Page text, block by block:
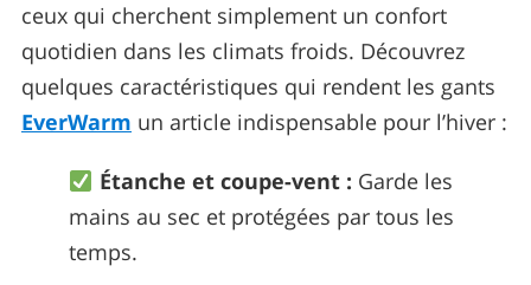
ceux qui cherchent simplement un confort
quotidien dans les climats froids. Découvrez
quelques caractéristiques qui rendent les gants
EverWarm un article indispensable pour l’hiver :
Étanche et coupe-vent : Garde les
mains au sec et protégées par tous les
temps.